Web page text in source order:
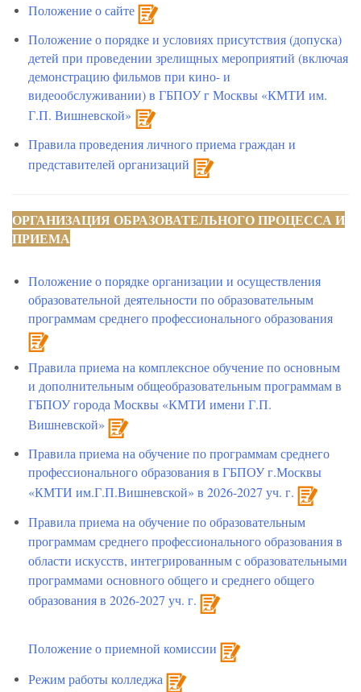
Положение о сайте
Положение о порядке и условиях присутствия (допуска)
детей при проведении зрелищных мероприятий (включая
демонстрацию фильмов при кино- и
видеообслуживании) в ГБПОУ г Москвы «КМТИ им.
Г.П. Вишневской»
Правила проведения личного приема граждан и
представителей организаций
ОРГАНИЗАЦИЯ ОБРАЗОВАТЕЛЬНОГО ПРОЦЕССА И
ПРИЕМА
Положение о порядке организации и осуществления
образовательной деятельности по образовательным
программам среднего профессионального образования
Правила приема на комплексное обучение по основным
и дополнительным общеобразовательным программам в
ГБПОУ города Москвы «КМТИ имени Г.П.
Вишневской»
Правила приема на обучение по программам среднего
профессионального образования в ГБПОУ г.Москвы
«КМТИ им.Г.П.Вишневской» в 2026-2027 уч. г.
Правила приема на обучение по образовательным
программам среднего профессионального образования в
области искусств, интегрированным с образовательными
программами основного общего и среднего общего
образования в 2026-2027 уч. г.
Положение о приемной комиссии
Режим работы колледжа